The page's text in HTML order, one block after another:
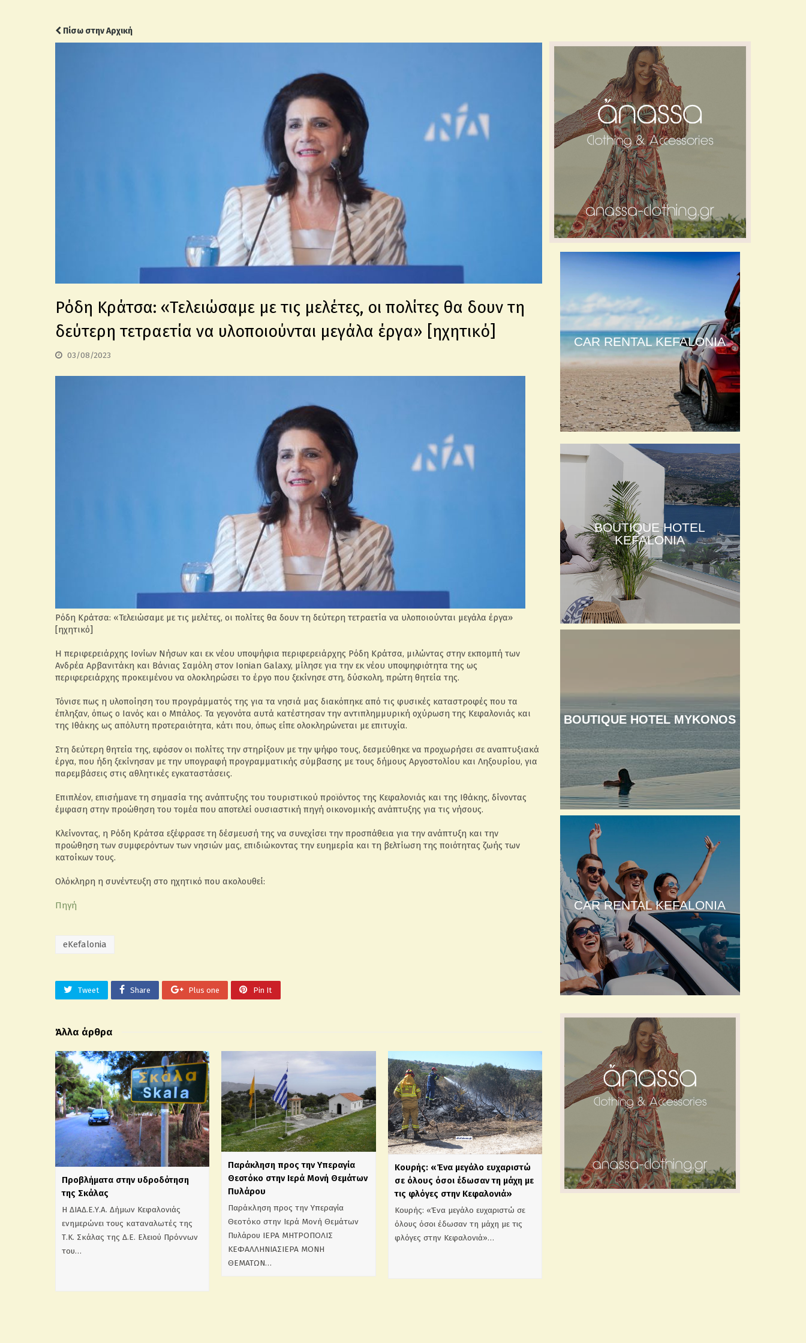
Πίσω στην Αρχική
Ρόδη Κράτσα: «Τελειώσαμε με τις μελέτες, οι πολίτες θα δουν τη
δεύτερη τετραετία να υλοποιούνται μεγάλα έργα» [ηχητικό]
03/08/2023
Ρόδη Κράτσα: «Τελειώσαμε με τις μελέτες, οι πολίτες θα δουν τη δεύτερη τετραετία να υλοποιούνται μεγάλα έργα»
[ηχητικό]
Η περιφερειάρχης Ιονίων Νήσων και εκ νέου υποψήφια περιφερειάρχης Ρόδη Κράτσα, μιλώντας στην εκπομπή των
Ανδρέα Αρβανιτάκη και Βάνιας Σαμόλη στον Ionian Galaxy, μίλησε για την εκ νέου υποψηφιότητα της ως
περιφερειάρχης προκειμένου να ολοκληρώσει το έργο που ξεκίνησε στη, δύσκολη, πρώτη θητεία της.
Τόνισε πως η υλοποίηση του προγράμματός της για τα νησιά μας διακόπηκε από τις φυσικές καταστροφές που τα
έπληξαν, όπως ο Ιανός και ο Μπάλος. Τα γεγονότα αυτά κατέστησαν την αντιπλημμυρική οχύρωση της Κεφαλονιάς και
της Ιθάκης ως απόλυτη προτεραιότητα, κάτι που, όπως είπε ολοκληρώνεται με επιτυχία.
Στη δεύτερη θητεία της, εφόσον οι πολίτες την στηρίξουν με την ψήφο τους, δεσμεύθηκε να προχωρήσει σε αναπτυξιακά
έργα, που ήδη ξεκίνησαν με την υπογραφή προγραμματικής σύμβασης με τους δήμους Αργοστολίου και Ληξουρίου, για
παρεμβάσεις στις αθλητικές εγκαταστάσεις.
Επιπλέον, επισήμανε τη σημασία της ανάπτυξης του τουριστικού προϊόντος της Κεφαλονιάς και της Ιθάκης, δίνοντας
έμφαση στην προώθηση του τομέα που αποτελεί ουσιαστική πηγή οικονομικής ανάπτυξης για τις νήσους.
Κλείνοντας, η Ρόδη Κράτσα εξέφρασε τη δέσμευσή της να συνεχίσει την προσπάθεια για την ανάπτυξη και την
προώθηση των συμφερόντων των νησιών μας, επιδιώκοντας την ευημερία και τη βελτίωση της ποιότητας ζωής των
κατοίκων τους.
Ολόκληρη η συνέντευξη στο ηχητικό που ακολουθεί:
Πηγή
eKefalonia
Tweet Share Plus one Pin It
Άλλα άρθρα
Προβλήματα στην υδροδότηση
της Σκάλας
Η ΔΙΑΔ.Ε.Υ.Α. Δήμων Κεφαλονιάς
ενημερώνει τους καταναλωτές της
Τ.Κ. Σκάλας της Δ.Ε. Ελειού Πρόννων
του…
Παράκληση προς την Υπεραγία
Θεοτόκο στην Ιερά Μονή Θεμάτων
Πυλάρου
Παράκληση προς την Υπεραγία
Θεοτόκο στην Ιερά Μονή Θεμάτων
Πυλάρου ΙΕΡΑ ΜΗΤΡΟΠΟΛΙΣ
ΚΕΦΑΛΛΗΝΙΑΣΙΕΡΑ ΜΟΝΗ
ΘΕΜΑΤΩΝ…
Κουρής: «Ένα μεγάλο ευχαριστώ
σε όλους όσοι έδωσαν τη μάχη με
τις φλόγες στην Κεφαλονιά»
Κουρής: «Ένα μεγάλο ευχαριστώ σε
όλους όσοι έδωσαν τη μάχη με τις
φλόγες στην Κεφαλονιά»…
CAR RENTAL KEFALONIA
BOUTIQUE HOTEL
KEFALONIA
BOUTIQUE HOTEL MYKONOS
CAR RENTAL KEFALONIA